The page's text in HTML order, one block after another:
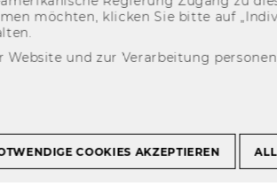
möch­ten, kli­cken Sie bitte auf
und zur Verarbeitung
COOKIES AKZEPTIEREN